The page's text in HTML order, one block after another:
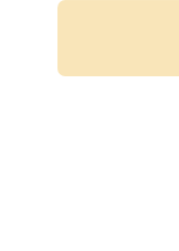
Rambla